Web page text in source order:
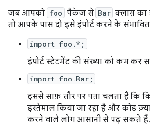
जब आपको foo पैकेज से Bar क्लास का
तो आपके पास दो इसे इंपोर्ट करने के
import foo.*;
इंपोर्ट स्टेटमेंट की संख्या को कम कर
import foo.Bar;
इससे साफ़ तौर पर पता चलता है कि
इस्तेमाल किया जा रहा है और कोड
करने वाले लोग आसानी से पढ़ सकते हैं.